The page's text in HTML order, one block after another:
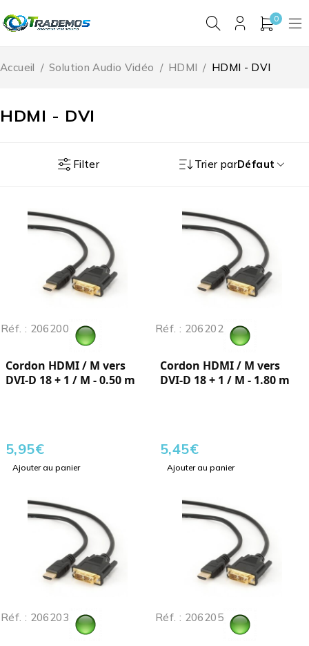
0
HDMI - DVI
Accueil / Solution Audio Vidéo / HDMI / HDMI - DVI
Filter Trier parDéfaut
Réf. : 206200
Cordon HDMI / M vers
DVI-D 18 + 1 / M - 0.50 m
5,95€
Ajouter au panier
Réf. : 206202
Cordon HDMI / M vers
DVI-D 18 + 1 / M - 1.80 m
5,45€
Ajouter au panier
Réf. : 206203 Réf. : 206205